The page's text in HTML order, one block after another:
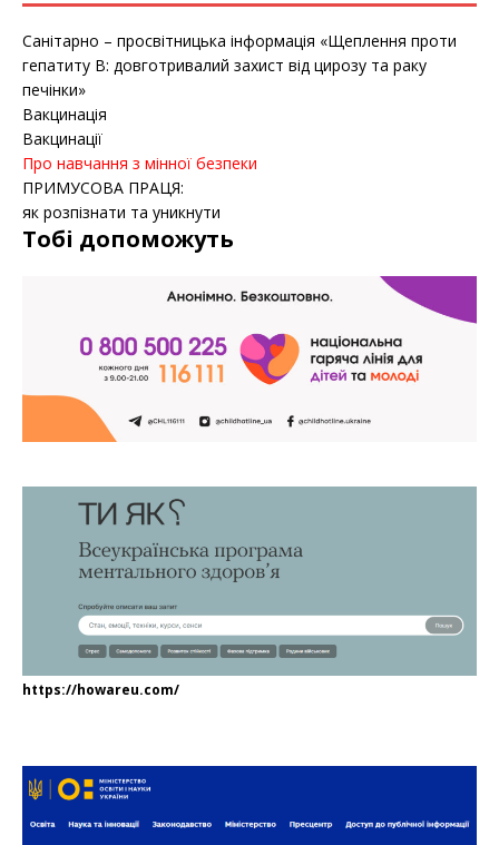
Санітарно – просвітницька інформація «Щеплення проти
гепатиту B: довготривалий захист від цирозу та раку
печінки»
Вакцинація
Вакцинації
Про навчання з мінної безпеки
ПРИМУСОВА ПРАЦЯ:
як розпізнати та уникнути
Тобі допоможуть
https://howareu.com/